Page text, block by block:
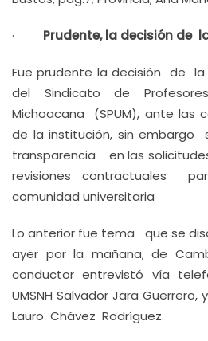
· Prudente, la decisión de
Fue prudente la decisión de
del Sindicato de
Michoacana (SPUM), ante las
de la institución, sin embargo
transparencia en las
revisiones contractuales
comunidad universitaria
Lo anterior fue tema que se
ayer por la mañana, de
conductor entrevistó vía
UMSNH Salvador Jara
Lauro Chávez Rodríguez.